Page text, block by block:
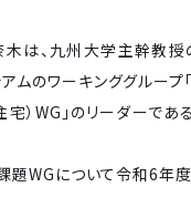
は、九州大学主幹教授
ムのワーキンググループ
宅）WG」のリーダーで
題WGについて令和6年